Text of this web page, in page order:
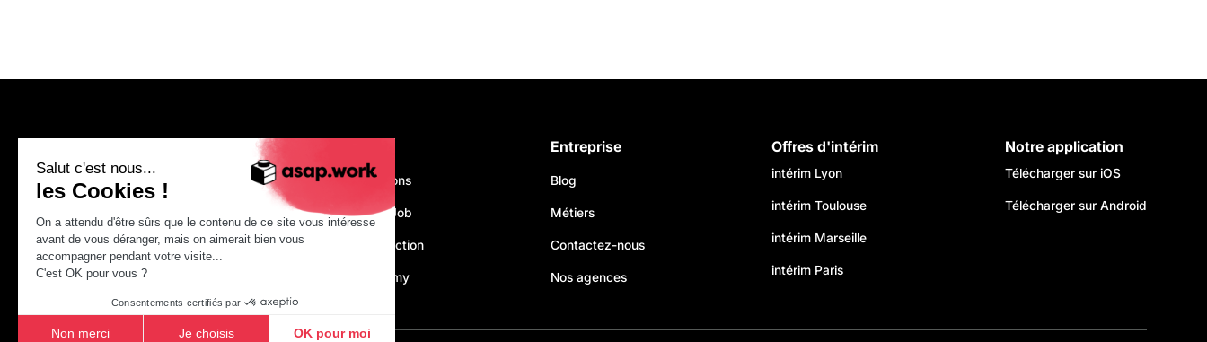
Salut c'est nous...
les Cookies !
On a attendu d'être sûrs que le contenu de ce site vous intéresse
avant de vous déranger, mais on aimerait bien vous
accompagner pendant votre visite...
C'est OK pour vous ?
Consentements certifiés par
Non merci Je choisis OK pour moi
Nous recrutons
Make Your Job
Just construction
asap.academy
Entreprise
Blog
Métiers
Contactez-nous
Nos agences
Offres d'intérim
intérim Lyon
intérim Toulouse
intérim Marseille
intérim Paris
Notre application
Télécharger sur iOS
Télécharger sur Android